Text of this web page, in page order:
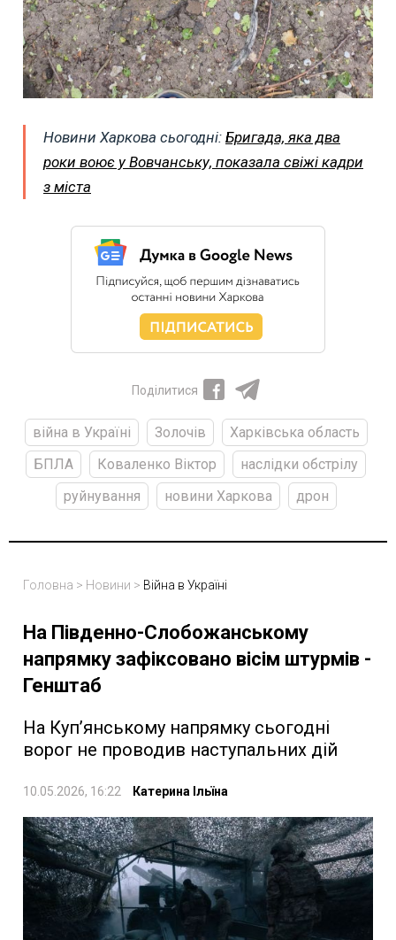
Новини Харкова сьогодні: Бригада, яка два
роки воює у Вовчанську, показала свіжі кадри
з міста
Поділитися
війна в Україні Золочів
Харківська область
БПЛА
Коваленко Віктор
наслідки обстрілу
руйнування
новини Харкова дрон
Головна > Новини > Війна в Україні
На Південно-Слобожанському
напрямку зафіксовано вісім штурмів -
Генштаб
На Куп’янському напрямку сьогодні
ворог не проводив наступальних дій
10.05.2026, 16:22 Катерина Ільїна